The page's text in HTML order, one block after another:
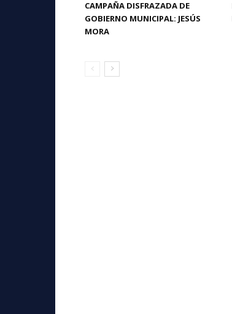
CAMPAÑA DISFRAZADA DE
GOBIERNO MUNICIPAL: JESÚS
MORA